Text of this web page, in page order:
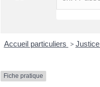
Accueil particuliers > Justice
Fiche pratique